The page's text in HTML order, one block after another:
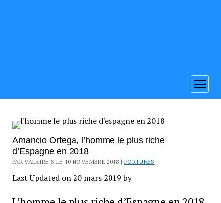
ouvrir
menu
Amancio Ortega, l’homme le plus riche
d’Espagne en 2018
PAR VALAIRE S LE 10 NOVEMBRE 2018 | FORTUNES
Last Updated on 20 mars 2019 by